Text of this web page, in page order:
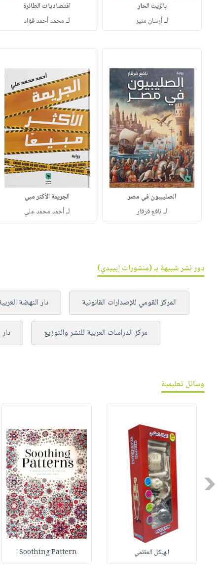
بالزيت الحار
لـأرسان منير
اقتصاديات الطائرة
لـ محمد أحمد فؤاد
الصليبيون في مصر
لـ نافع قرقار
الجريمة الأكثر مبي
لـأحمد محمد علي
دور نشر شبيهة بـ (منشورات إبييدي)
المركز القومي للإصدارات القانونية دار النهضة
مركز الدراسات العربية للنشر والتوزيع
وسائل تعليمية
Previous
الهيكل العظمي Soothing Pattern :